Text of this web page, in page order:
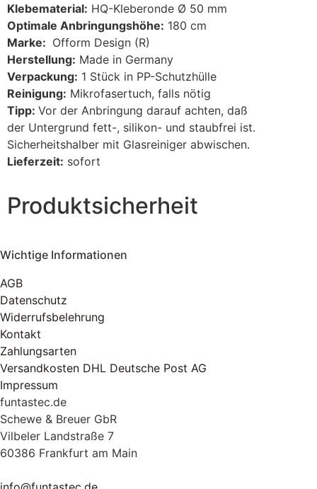
Klebematerial: HQ-Kleberonde Ø 50 mm
Optimale Anbringungshöhe: 180 cm
Marke: Ofform Design (R)
Herstellung: Made in Germany
Verpackung: 1 Stück in PP-Schutzhülle
Reinigung: Mikrofasertuch, falls nötig
Tipp: Vor der Anbringung darauf achten, daß
der Untergrund fett-, silikon- und staubfrei ist.
Sicherheitshalber mit Glasreiniger abwischen.
Lieferzeit: sofort
Produktsicherheit
Wichtige Informationen
AGB
Datenschutz
Widerrufsbelehrung
Kontakt
Zahlungsarten
Versandkosten DHL Deutsche Post AG
Impressum
funtastec.de
Schewe & Breuer GbR
Vilbeler Landstraße 7
60386 Frankfurt am Main